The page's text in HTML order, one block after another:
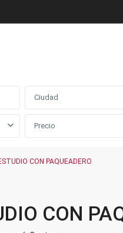
Ciudad
CON PAQUEADERO
CON